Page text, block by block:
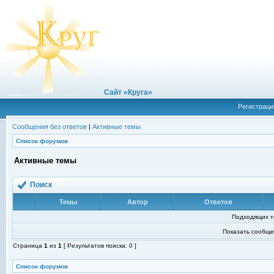
Сайт «Круга»
Сообщения без ответов | Активные темы
Список форумов
Активные темы
Поиск
Темы Автор Ответов
Подходящих
Показать
Страница 1 из 1 [ Результатов поиска: 0 ]
Список форумов